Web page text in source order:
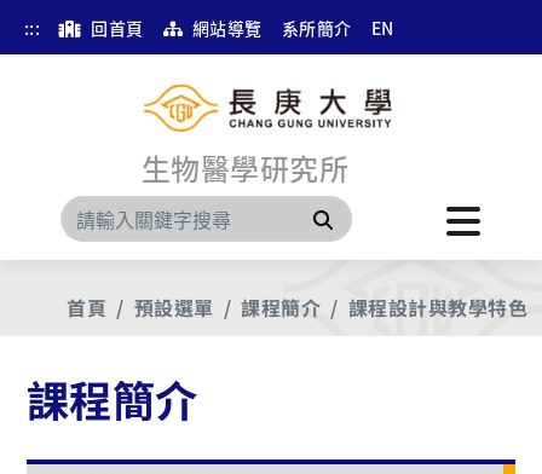
::: 回首頁 網站導覽 系所簡介 EN
生物醫學研究所
搜尋
首頁 預設選單 課程簡介 課程設計與教學特色
課程簡介